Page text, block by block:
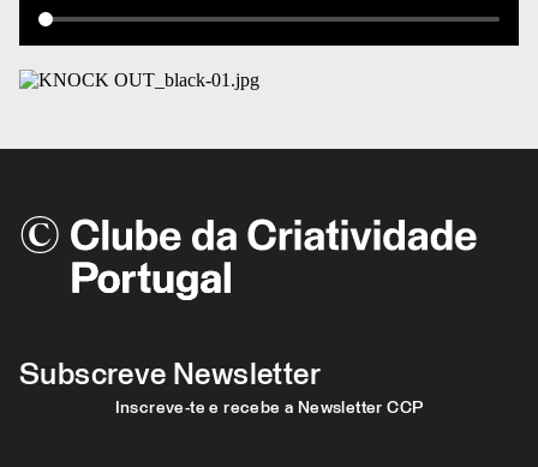
Subscreve Newsletter
Inscreve-te e recebe a Newsletter CCP